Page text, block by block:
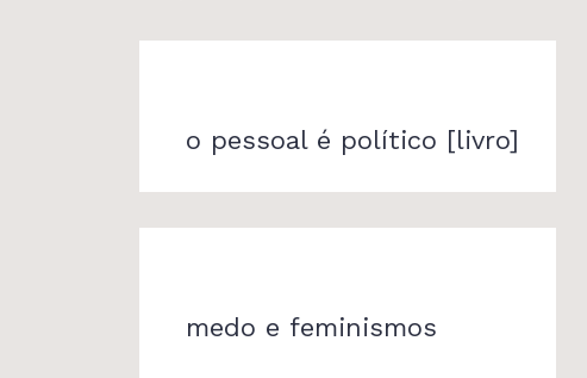
o pessoal é político [livro]
medo e feminismos